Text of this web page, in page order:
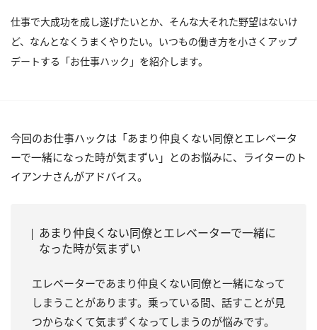
仕事で大成功を成し遂げたいとか、そんな大それた野望はないけ
ど、なんとなくうまくやりたい。いつもの働き方を小さくアップ
デートする「お仕事ハック」を紹介します。
今回のお仕事ハックは「あまり仲良くない同僚とエレベータ
ーで一緒になった時が気まずい」とのお悩みに、ライターのト
イアンナさんがアドバイス。
あまり仲良くない同僚とエレベーターで一緒に
なった時が気まずい
エレベーターであまり仲良くない同僚と一緒になって
しまうことがあります。乗っている間、話すことが見
つからなくて気まずくなってしまうのが悩みです。